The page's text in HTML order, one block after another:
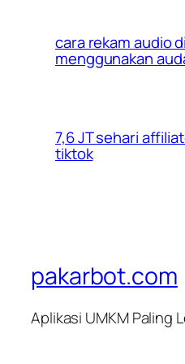
cara rekam audio
menggunakan
7,6 JT sehari
tiktok
pakarbot.com
Aplikasi UMKM Paling